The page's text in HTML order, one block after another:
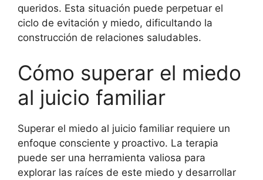
queridos. Esta situación puede perpetuar el
ciclo de evitación y miedo, dificultando la
construcción de relaciones saludables.
Cómo superar el miedo
al juicio familiar
Superar el miedo al juicio familiar requiere un
enfoque consciente y proactivo. La terapia
puede ser una herramienta valiosa para
explorar las raíces de este miedo y desarrollar